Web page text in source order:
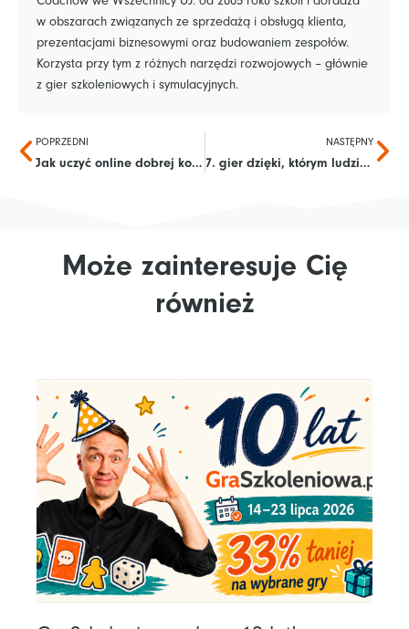
w obszarach związanych ze sprzedażą i obsługą klienta,
prezentacjami biznesowymi oraz budowaniem zespołów.
Korzysta przy tym z różnych narzędzi rozwojowych – głównie
z gier szkoleniowych i symulacyjnych.
Prev
POPRZEDNI
Jak uczyć online dobrej komunikacji?
NASTĘPNY
7. gier dzięki, którym ludzie odkrywają moc współpracy
Może zainteresuje Cię
również